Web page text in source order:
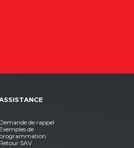
Demande de rappel
Exemples de
programmation
Retour SAV